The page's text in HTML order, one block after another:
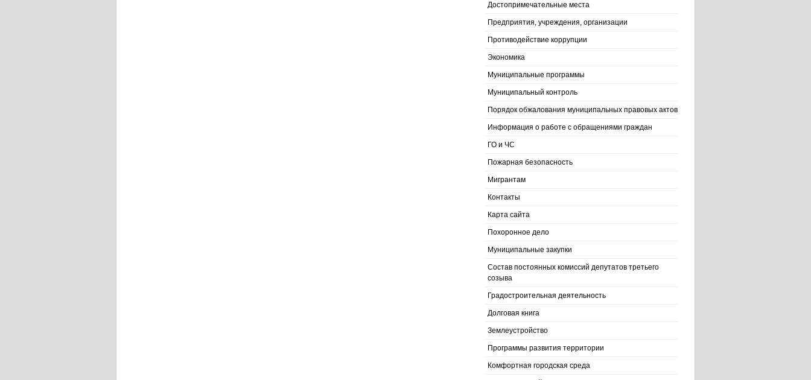
Достопримечательные места
Предприятия, учреждения, организации
Противодействие коррупции
Экономика
Муниципальные программы
Муниципальный контроль
Порядок обжалования муниципальных правовых актов
Информация о работе с обращениями граждан
ГО и ЧС
Пожарная безопасность
Мигрантам
Контакты
Карта сайта
Похоронное дело
Муниципальные закупки
Состав постоянных комиссий депутатов третьего
созыва
Градостроительная деятельность
Долговая книга
Землеустройство
Программы развития территории
Комфортная городская среда